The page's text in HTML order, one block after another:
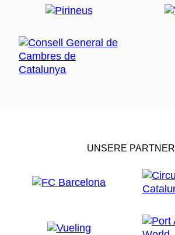
UNSERE PARTNER